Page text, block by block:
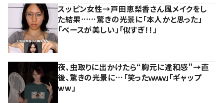
スッピン女性→戸田恵梨香さん風メイクをし
た結果……驚きの光景に「本人かと思った」
「ベースが美しい」「似すぎ！！」
夜、虫取りに出かけたら“胸元に違和感”→直
後、驚きの光景に…「笑ったｗｗｗ」「ギャップ
ww」